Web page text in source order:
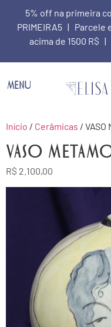
5% off na primeira
PRIMEIRA5 | Parcele
acima de 1500 R$ |
MENU
Início / Cerâmicas / VASO
VASO
R$ 2.100,00